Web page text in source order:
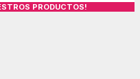
PRODUCTOS!